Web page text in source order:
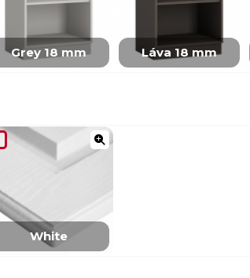
Grey 18 mm Láva 18 mm
White